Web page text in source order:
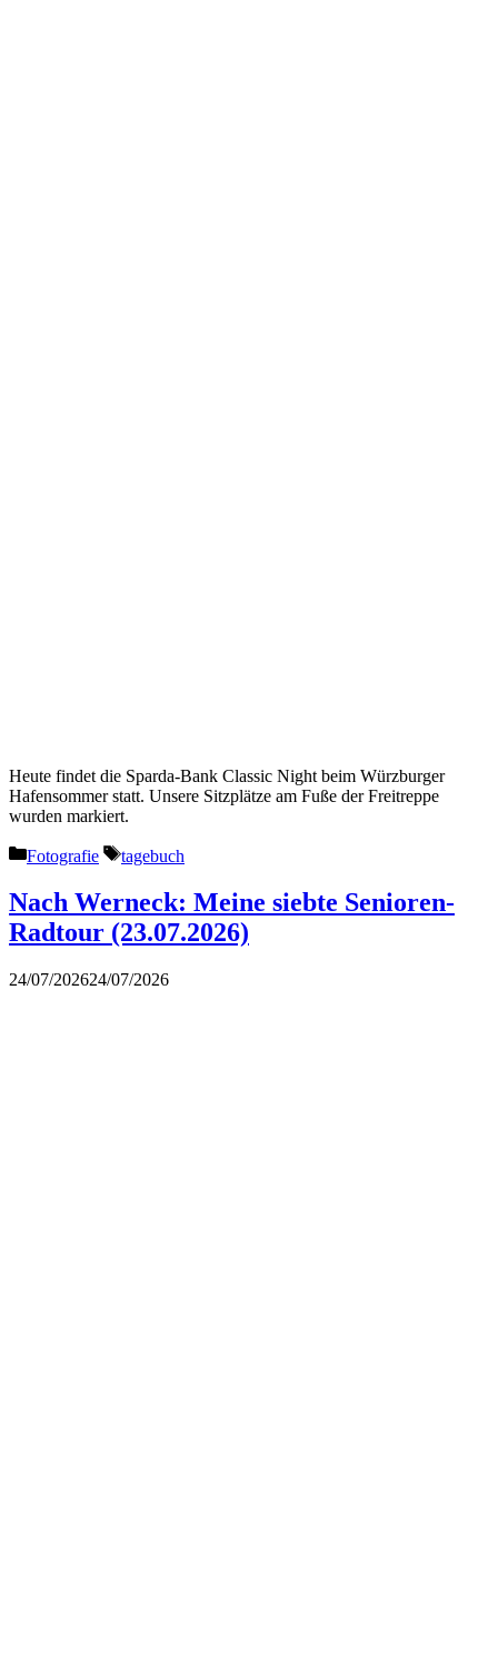
Heute findet die Sparda-Bank Classic Night beim Würzburger
Hafensommer statt. Unsere Sitzplätze am Fuße der Freitreppe
wurden markiert.
Kategorien
Fotografie Schlagwörter
tagebuch
Nach Werneck: Meine siebte Senioren-
Radtour (23.07.2026)
24/07/202624/07/2026